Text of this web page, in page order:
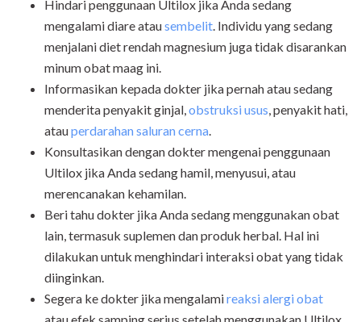
Hindari penggunaan Ultilox jika Anda sedang
mengalami diare atausembelit. Individu yang sedang
menjalani diet rendah magnesium juga tidak disarankan
minum obat maag ini.
Informasikan kepada dokter jika pernah atau sedang
menderita penyakit ginjal,obstruksi usus, penyakit hati,
atauperdarahan saluran cerna.
Konsultasikan dengan dokter mengenai penggunaan
Ultilox jika Anda sedang hamil, menyusui, atau
merencanakan kehamilan.
Beri tahu dokter jika Anda sedang menggunakan obat
lain, termasuk suplemen dan produk herbal. Hal ini
dilakukan untuk menghindari interaksi obat yang tidak
diinginkan.
Segera ke dokter jika mengalamireaksi alergi obat